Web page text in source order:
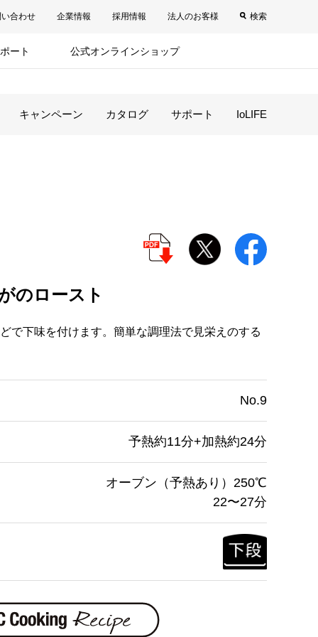
合わせ 企業情報 採用情報 法人のお客様 検索
ート 公式オンラインショップ
キャンペーン カタログ サポート IoLIFE
のロースト
で下味を付けます。簡単な調理法で見栄えのする
No.9
予熱約11分+加熱約24分
オーブン（予熱あり）250℃
22〜27分